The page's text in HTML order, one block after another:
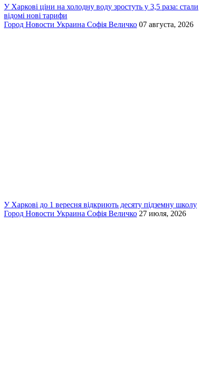
У Харкові ціни на холодну воду зростуть у 3,5 раза: стали
відомі нові тарифи
Город Новости Украина Софія Величко 07 августа, 2026
У Харкові до 1 вересня відкриють десяту підземну школу
Город Новости Украина Софія Величко 27 июля, 2026